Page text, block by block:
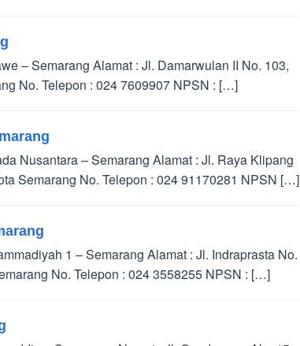
– Semarang Alamat : Jl. Damarwulan II No. 103,
No. Telepon : 024 7609907 NPSN : […]
Nusantara – Semarang Alamat : Jl. Raya Klipang
Semarang No. Telepon : 024 91170281 NPSN […]
1 – Semarang Alamat : Jl. Indraprasta No.
No. Telepon : 024 3558255 NPSN : […]